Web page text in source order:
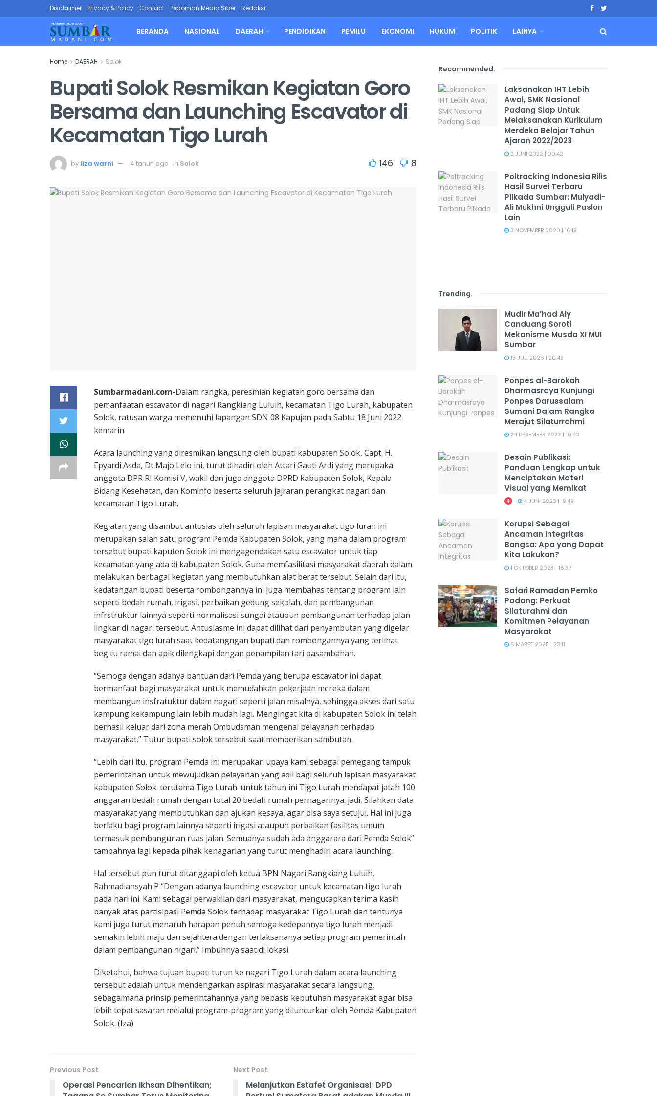
Disclaimer Privacy & Policy Contact Pedoman Media Siber Redaksi
BERANDA NASIONAL DAERAH PENDIDIKAN PEMILU EKONOMI HUKUM POLITIK LAINYA
Home DAERAH Solok
Bupati Solok Resmikan Kegiatan Goro
Bersama dan Launching Escavator di
Kecamatan Tigo Lurah
by liza warni 4 tahun ago in Solok 146 8
Sumbarmadani.com-Dalam rangka, peresmian kegiatan goro bersama dan
pemanfaatan escavator di nagari Rangkiang Luluih, kecamatan Tigo Lurah, kabupaten
Solok, ratusan warga memenuhi lapangan SDN 08 Kapujan pada Sabtu 18 Juni 2022
kemarin.
Acara launching yang diresmikan langsung oleh bupati kabupaten Solok, Capt. H.
Epyardi Asda, Dt Majo Lelo ini, turut dihadiri oleh Attari Gauti Ardi yang merupaka
anggota DPR RI Komisi V, wakil dan juga anggota DPRD kabupaten Solok, Kepala
Bidang Kesehatan, dan Kominfo beserta seluruh jajraran perangkat nagari dan
kecamatan Tigo Lurah.
Kegiatan yang disambut antusias oleh seluruh lapisan masyarakat tigo lurah ini
merupakan salah satu program Pemda Kabupaten Solok, yang mana dalam program
tersebut bupati kaputen Solok ini mengagendakan satu escavator untuk tiap
kecamatan yang ada di kabupaten Solok. Guna memfasilitasi masyarakat daerah dalam
melakukan berbagai kegiatan yang membutuhkan alat berat tersebut. Selain dari itu,
kedatangan bupati beserta rombongannya ini juga membahas tentang program lain
seperti bedah rumah, irigasi, perbaikan gedung sekolah, dan pembangunan
infrstruktur lainnya seperti normalisasi sungai ataupun pembangunan terhadap jalan
lingkar di nagari tersebut. Antusiasme ini dapat dilihat dari penyambutan yang digelar
masyarakat tigo lurah saat kedatangngan bupati dan rombongannya yang terlihat
begitu ramai dan apik dilengkapi dengan penampilan tari pasambahan.
“Semoga dengan adanya bantuan dari Pemda yang berupa escavator ini dapat
bermanfaat bagi masyarakat untuk memudahkan pekerjaan mereka dalam
membangun insfratuktur dalam nagari seperti jalan misalnya, sehingga akses dari satu
kampung kekampung lain lebih mudah lagi. Mengingat kita di kabupaten Solok ini telah
berhasil keluar dari zona merah Ombudsman mengenai pelayanan terhadap
masyarakat.” Tutur bupati solok tersebut saat memberikan sambutan.
“Lebih dari itu, program Pemda ini merupakan upaya kami sebagai pemegang tampuk
pemerintahan untuk mewujudkan pelayanan yang adil bagi seluruh lapisan masyarakat
kabupaten Solok. terutama Tigo Lurah. untuk tahun ini Tigo Lurah mendapat jatah 100
anggaran bedah rumah dengan total 20 bedah rumah pernagarinya. jadi, Silahkan data
masyarakat yang membutuhkan dan ajukan kesaya, agar bisa saya setujui. Hal ini juga
berlaku bagi program lainnya seperti irigasi ataupun perbaikan fasilitas umum
termasuk pembangunan ruas jalan. Semuanya sudah ada anggarara dari Pemda Solok”
tambahnya lagi kepada pihak kenagarian yang turut menghadiri acara launching.
Hal tersebut pun turut ditanggapi oleh ketua BPN Nagari Rangkiang Luluih,
Rahmadiansyah P “Dengan adanya launching escavator untuk kecamatan tigo lurah
pada hari ini. Kami sebagai perwakilan dari masyarakat, mengucapkan terima kasih
banyak atas partisipasi Pemda Solok terhadap masyarakat Tigo Lurah dan tentunya
kami juga turut menaruh harapan penuh semoga kedepannya tigo lurah menjadi
semakin lebih maju dan sejahtera dengan terlaksananya setiap program pemerintah
dalam pembangunan nigari.” Imbuhnya saat di lokasi.
Diketahui, bahwa tujuan bupati turun ke nagari Tigo Lurah dalam acara launching
tersebut adalah untuk mendengarkan aspirasi masyarakat secara langsung,
sebagaimana prinsip pemerintahannya yang bebasis kebutuhan masyarakat agar bisa
lebih tepat sasaran melalui program-program yang diluncurkan oleh Pemda Kabupaten
Solok. (Iza)
Previous Post
Operasi Pencarian Ikhsan Dihentikan;
Next Post
Melanjutkan Estafet Organisasi; DPD
Recommended.
Laksanakan IHT Lebih
Awal, SMK Nasional
Padang Siap Untuk
Melaksanakan Kurikulum
Merdeka Belajar Tahun
Ajaran 2022/2023
2 JUNI 2022 | 00:42
Poltracking Indonesia Rilis
Hasil Survei Terbaru
Pilkada Sumbar: Mulyadi-
Ali Mukhni Ungguli Paslon
Lain
3 NOVEMBER 2020 | 16:19
Trending.
Mudir Ma’had Aly
Canduang Soroti
Mekanisme Musda XI MUI
Sumbar
13 JULI 2026 | 20:49
Ponpes al-Barokah
Dharmasraya Kunjungi
Ponpes Darussalam
Sumani Dalam Rangka
Merajut Silaturrahmi
24 DESEMBER 2022 | 16:43
Desain Publikasi:
Panduan Lengkap untuk
Menciptakan Materi
Visual yang Memikat
4 JUNI 2023 | 19:49
Korupsi Sebagai
Ancaman Integritas
Bangsa: Apa yang Dapat
Kita Lakukan?
1 OKTOBER 2023 | 16:37
Safari Ramadan Pemko
Padang: Perkuat
Silaturahmi dan
Komitmen Pelayanan
Masyarakat
6 MARET 2025 | 23:11